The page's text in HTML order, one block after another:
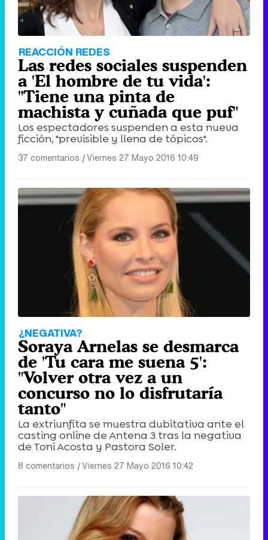
REACCIÓN REDES
Las redes sociales suspenden
a 'El hombre de tu vida':
"Tiene una pinta de
machista y cuñada que puf"
Los espectadores suspenden a esta nueva
ficción, "previsible y llena de tópicos".
37 comentarios |Viernes 27 Mayo 2016 10:49
¿NEGATIVA?
Soraya Arnelas se desmarca
de 'Tu cara me suena 5':
"Volver otra vez a un
concurso no lo disfrutaría
tanto"
La extriunfita se muestra dubitativa ante el
casting online de Antena 3 tras la negativa
de Toni Acosta y Pastora Soler.
8 comentarios |Viernes 27 Mayo 2016 10:42